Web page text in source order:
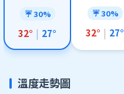
☔ 30%
32° | 27°
☔ 30%
32° | 27°
溫度走勢圖